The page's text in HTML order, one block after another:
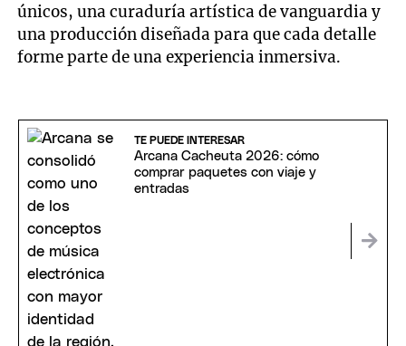
únicos, una curaduría artística de vanguardia y
una producción diseñada para que cada detalle
forme parte de una experiencia inmersiva.
TE PUEDE INTERESAR
Arcana Cacheuta 2026: cómo
comprar paquetes con viaje y
entradas